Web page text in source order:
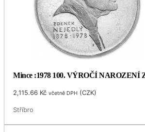
Mince :1978 100. VÝROČÍ
2,115.66 Kč včetně DPH (CZK)
Stříbro